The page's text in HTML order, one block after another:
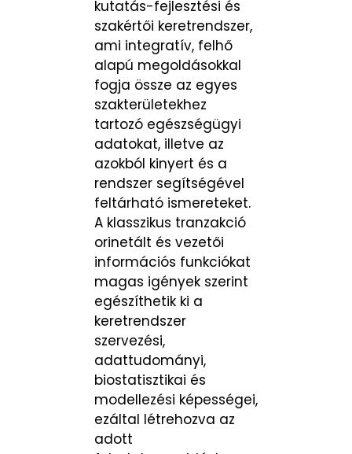
kutatás-fejlesztési és
szakértői keretrendszer,
ami integratív, felhő
alapú megoldásokkal
fogja össze az egyes
szakterületekhez
tartozó egészségügyi
adatokat, illetve az
azokból kinyert és a
rendszer segítségével
feltárható ismereteket.
A klasszikus tranzakció
orinetált és vezetői
információs funkciókat
magas igények szerint
egészíthetik ki a
keretrendszer
szervezési,
adattudományi,
biostatisztikai és
modellezési képességei,
ezáltal létrehozva az
adott